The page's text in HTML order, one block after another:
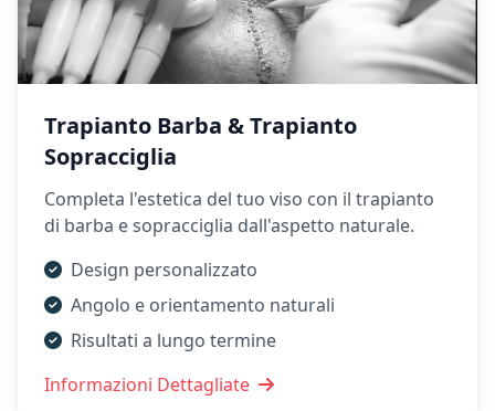
Trapianto Barba & Trapianto
Sopracciglia
Completa l'estetica del tuo viso con il trapianto
di barba e sopracciglia dall'aspetto naturale.
Design personalizzato
Angolo e orientamento naturali
Risultati a lungo termine
Informazioni Dettagliate